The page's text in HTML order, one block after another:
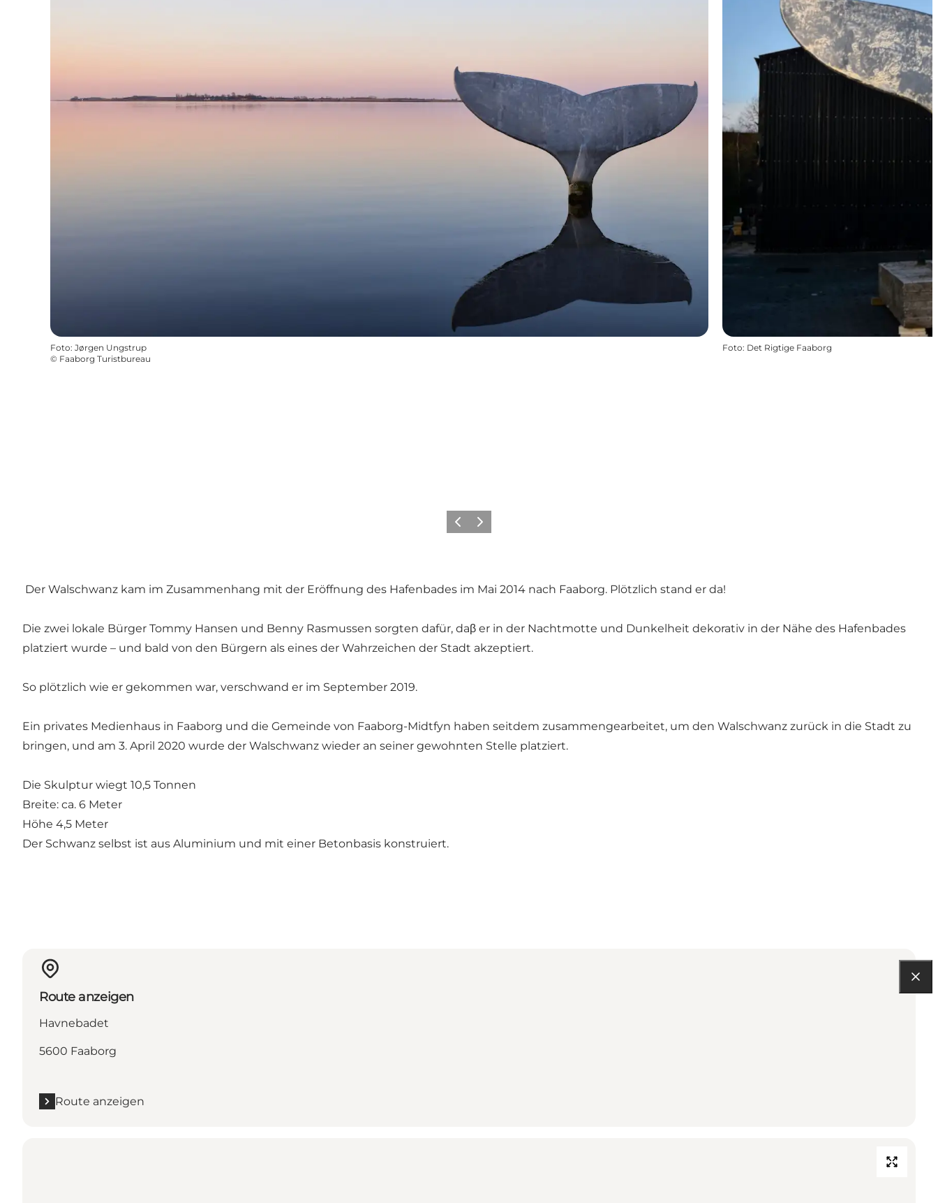
Foto: Jørgen Ungstrup
© Faaborg Turistbureau
Foto: Det Rigtige Faaborg
Vorherige Folie
Nächste Folie
Der Walschwanz kam im Zusammenhang mit der Eröffnung des Hafenbades im Mai 2014 nach Faaborg. Plötzlich stand er da!
Die zwei lokale Bürger Tommy Hansen und Benny Rasmussen sorgten dafür, daβ er in der Nachtmotte und Dunkelheit dekorativ in der Nähe des Hafenbades
platziert wurde – und bald von den Bürgern als eines der Wahrzeichen der Stadt akzeptiert.
So plötzlich wie er gekommen war, verschwand er im September 2019.
Ein privates Medienhaus in Faaborg und die Gemeinde von Faaborg-Midtfyn haben seitdem zusammengearbeitet, um den Walschwanz zurück in die Stadt zu
bringen, und am 3. April 2020 wurde der Walschwanz wieder an seiner gewohnten Stelle platziert.
Die Skulptur wiegt 10,5 Tonnen
Breite: ca. 6 Meter
Höhe 4,5 Meter
Der Schwanz selbst ist aus Aluminium und mit einer Betonbasis konstruiert.
Route anzeigen
Havnebadet
5600 Faaborg
Route anzeigen